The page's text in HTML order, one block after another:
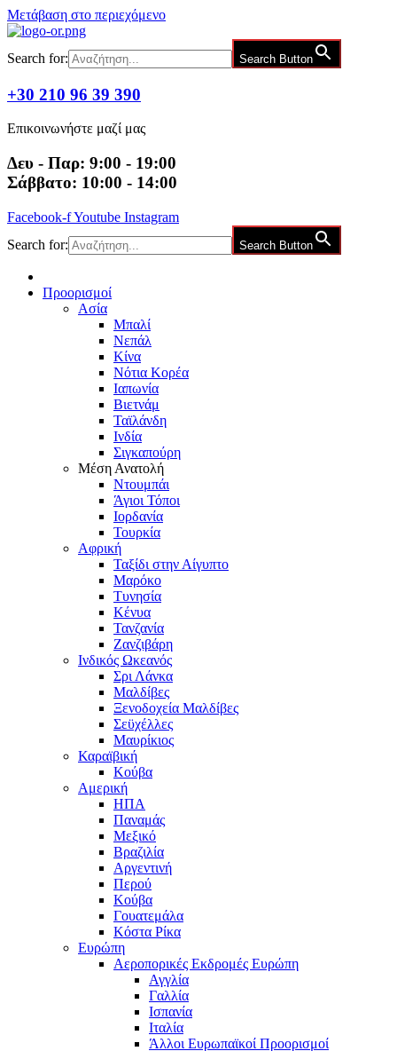
Μετάβαση στο περιεχόμενο
Search for: Search Button
+30 210 96 39 390
Επικοινωνήστε μαζί μας
Δευ - Παρ: 9:00 - 19:00
Σάββατο: 10:00 - 14:00
Facebook-fYoutube Instagram
Search for:
Search Button
Προορισμοί
Ασία
Μπαλί
Νεπάλ
Κίνα
Νότια Κορέα
Ιαπωνία
Βιετνάμ
Ταϊλάνδη
Ινδία
Σιγκαπούρη
Μέση Ανατολή
Ντουμπάι
Άγιοι Τόποι
Ιορδανία
Τουρκία
Αφρική
Ταξίδι στην Αίγυπτο
Μαρόκο
Τυνησία
Κένυα
Τανζανία
Ζανζιβάρη
Ινδικός Ωκεανός
Σρι Λάνκα
Μαλδίβες
Ξενοδοχεία Μαλδίβες
Σεϋχέλλες
Μαυρίκιος
Καραϊβική
Κούβα
Αμερική
ΗΠΑ
Παναμάς
Μεξικό
Βραζιλία
Αργεντινή
Περού
Κούβα
Γουατεμάλα
Κόστα Ρίκα
Ευρώπη
Αεροπορικές Εκδρομές Ευρώπη
Αγγλία
Γαλλία
Ισπανία
Ιταλία
Άλλοι Ευρωπαϊκοί Προορισμοί